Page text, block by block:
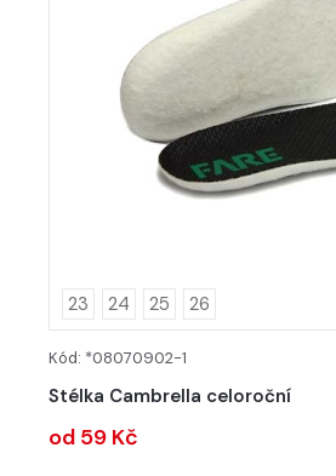
23 24 25 26
Kód: *08070902-1
Stélka Cambrella celoroční
od 59 Kč